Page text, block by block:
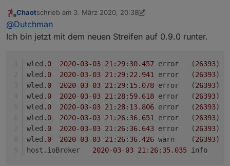
0.9.1 funktioniert es bei mir auch.
danke wichtige info für die analyse.
Offline
Chaotschrieb am 3. März 2020, 20:38
zuletzt editiert von Chaot 3. März 2020, 21:48
@Dutchman
Ich bin jetzt mit dem neuen Streifen auf 0.9.0 runter.
wled .0 2020-03-03 21 : 29: 30.457
	error	(
26393)
wled .0 2020-03-03 21 : 29: 22.941
	error	(
26393)
wled .0 2020-03-03 21 : 29: 15.078
	error	(
26393)
wled .0 2020-03-03 21 : 28: 59.618
	error	(
26393)
wled .0 2020-03-03 21 : 28: 13.806
	error	(
26393)
wled .0 2020-03-03 21 : 26: 36.651
	error	(
26393)
wled .0 2020-03-03 21 : 26: 36.643
	error	(
26393)
wled .0 2020-03-03 21 : 26: 36.426
	warn	(
26393)
host. ioBroker 2020-03-03 21 : 26: 35.035